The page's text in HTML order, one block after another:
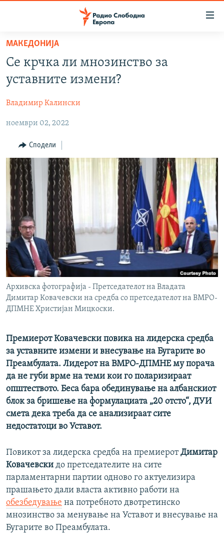
Оди
содржината
Оди
на
главната
Премини
ВЕСТИ
ШТО ТРЕБА ДА ЗНАЕТЕ
ПРИЈАВИ СЕ ЗА ЊУЗЛЕТЕР
ПОДКАСТ ЗОШТО?
СЛЕДЕТЕ НЕ
РСЕ веб страници
МАКЕДОНИЈА
Се крчка ли мнозинство за
уставните измени?
Владимир Калински
ноември 02, 2022
Сподели
Архивска фотографија - Претседателот на Владата
Димитар Ковачевски на средба со претседателот на ВМРО-
ДПМНЕ Христијан Мицкоски.
Премиерот Ковачевски повика на лидерска средба
за уставните измени и внесување на Бугарите во
Преамбулата. Лидерот на ВМРО-ДПМНЕ му порача
да не губи врме на теми кои го поларизираат
општеството. Беса бара обединување на албанскиот
блок за бришење на формулациата „20 отсто“, ДУИ
смета дека треба да се анализираат сите
недостатоци во Уставот.
Повикот за лидерска средба на премиеротДимитар
Ковачевски до претседателите на сите
парламентарни партии одново го актуелизира
прашањето дали власта активно работи на
обезбедување на потребното двотретинско
мнозинство за менување на Уставот и внесување на
Бугарите во Преамбулата.